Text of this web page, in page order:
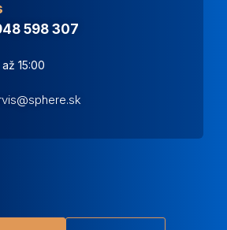
598 307
15:00